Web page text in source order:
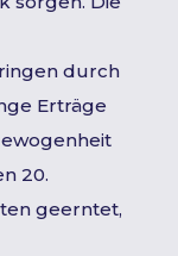
durch
Erträge
20.
geerntet,